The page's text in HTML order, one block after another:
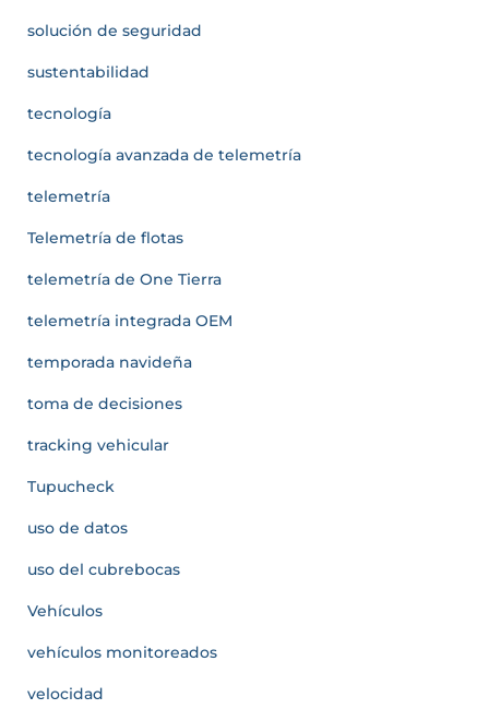
solución de seguridad
sustentabilidad
tecnología
tecnología avanzada de telemetría
telemetría
Telemetría de flotas
telemetría de One Tierra
telemetría integrada OEM
temporada navideña
toma de decisiones
tracking vehicular
Tupucheck
uso de datos
uso del cubrebocas
Vehículos
vehículos monitoreados
velocidad